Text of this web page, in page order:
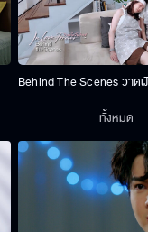
Behind The Scenes วาด
ทั้งหมด